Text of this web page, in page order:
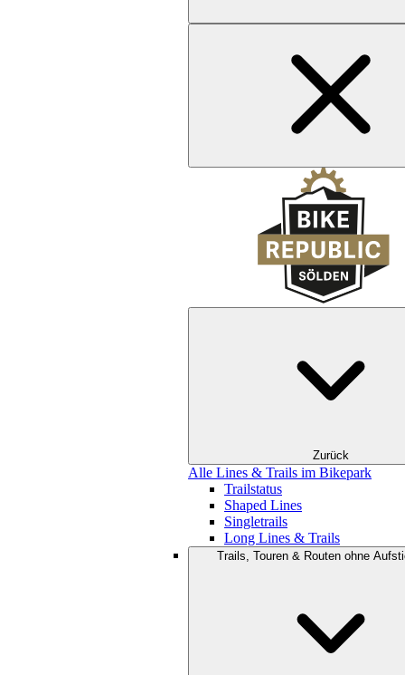
Zurück
Alle Lines & Trails im Bikepark
Trailstatus
Shaped Lines
Singletrails
Long Lines & Trails
Trails, Touren & Routen ohne